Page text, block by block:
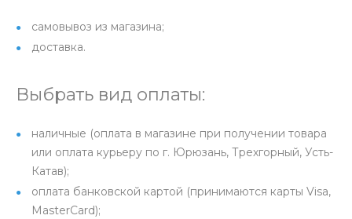
самовывоз из магазина;
доставка.
Выбрать вид оплаты:
наличные (оплата в магазине при получении товара
или оплата курьеру по г. Юрюзань, Трехгорный, Усть-
Катав);
оплата банковской картой (принимаются карты Visa,
MasterCard);